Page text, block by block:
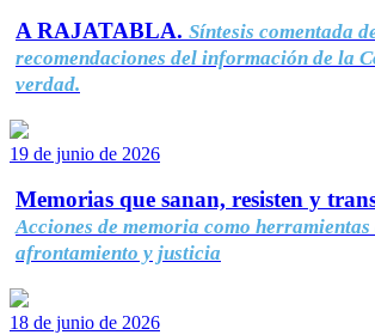
A RAJATABLA. Síntesis comentada
recomendaciones del información de la
verdad.
19 de junio de 2026
Memorias que sanan, resisten y
Acciones de memoria como herramientas
afrontamiento y justicia
18 de junio de 2026